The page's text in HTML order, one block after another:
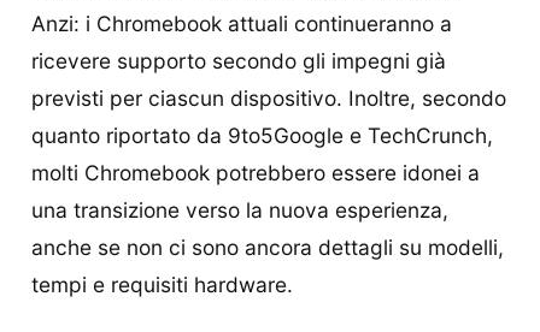
Anzi: i Chromebook attuali continueranno a
ricevere supporto secondo gli impegni già
previsti per ciascun dispositivo. Inoltre, secondo
quanto riportato da 9to5Google e TechCrunch,
molti Chromebook potrebbero essere idonei a
una transizione verso la nuova esperienza,
anche se non ci sono ancora dettagli su modelli,
tempi e requisiti hardware.